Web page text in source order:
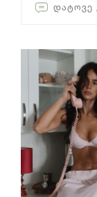
ᲓᲐᲢᲝᲕᲔ